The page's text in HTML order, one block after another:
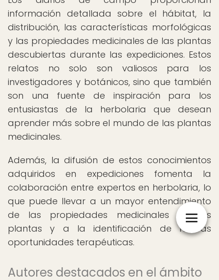
información detallada sobre el hábitat, la
distribución, las características morfológicas
y las propiedades medicinales de las plantas
descubiertas durante las expediciones. Estos
relatos no solo son valiosos para los
investigadores y botánicos, sino que también
son una fuente de inspiración para los
entusiastas de la herbolaria que desean
aprender más sobre el mundo de las plantas
medicinales.
Además, la difusión de estos conocimientos
adquiridos en expediciones fomenta la
colaboración entre expertos en herbolaria, lo
que puede llevar a un mayor entendimiento
de las propiedades medicinales de las
plantas y a la identificación de nuevas
oportunidades terapéuticas.
Autores destacados en el ámbito